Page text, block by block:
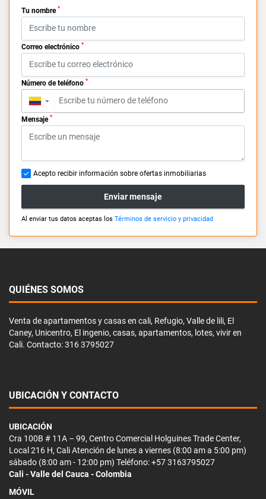
Tu nombre *
Correo electrónico *
Número de teléfono *
▼
Mensaje *
Acepto recibir información sobre ofertas inmobiliarias
Enviar mensaje
Al enviar tus datos aceptas los Términos de servicio y privacidad
QUIÉNES SOMOS
Venta de apartamentos y casas en cali, Refugio, Valle de lili, El
Caney, Unicentro, El ingenio, casas, apartamentos, lotes, vivir en
Cali. Contacto: 316 3795027
UBICACIÓN Y CONTACTO
UBICACIÓN
Cra 100B # 11A – 99, Centro Comercial Holguines Trade Center,
Local 216 H, Cali Atención de lunes a viernes (8:00 am a 5:00 pm)
sábado (8:00 am - 12:00 pm) Teléfono: +57 3163795027
Cali - Valle del Cauca - Colombia
MÓVIL